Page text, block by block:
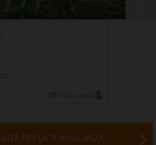
)
20 Posti Letto
PER LA TUA VACANZA